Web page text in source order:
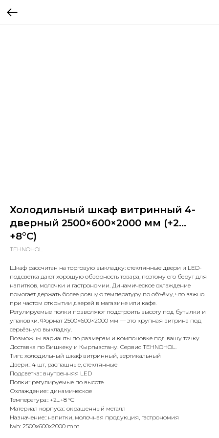
Холодильный шкаф витринный 4-
дверный 2500×600×2000 мм (+2…
+8°C)
TEHNOHOL
Шкаф рассчитан на торговую выкладку: стеклянные двери и LED-
подсветка дают хорошую обзорность товара, поэтому его берут для
напитков, молочки и гастрономии. Динамическое охлаждение
помогает держать более ровную температуру по объёму, что важно
при частом открытии дверей в магазине или кафе.
Регулируемые полки позволяют подстроить высоту под бутылки и
упаковки. Формат 2500×600×2000 мм — это крупная витрина под
серьёзную выкладку.
Возможны варианты по размерам и компоновке под вашу точку.
Доставка по Бишкеку и Кыргызстану. Сервис TEHNOHOL.
Тип:: холодильный шкаф витринный, вертикальный
Двери:: 4 шт, распашные, стеклянные
Подсветка:: внутренняя LED
Полки:: регулируемые по высоте
Охлаждение:: динамическое
Температура:: +2…+8 °C
Материал корпуса:: окрашенный металл
Назначение:: напитки, молочная продукция, гастрономия
lwh: 2500x600x2000 mm